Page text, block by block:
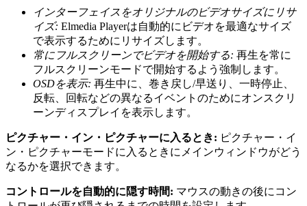
インターフェイスをオリジナルのビデオサイズにリサ
イズ: Elmedia Playerは自動的にビデオを最適なサイズ
で表示するためにリサイズします。
常にフルスクリーンでビデオを開始する: 再生を常に
フルスクリーンモードで開始するよう強制します。
OSDを表示: 再生中に、巻き戻し/早送り、一時停止、
反転、回転などの異なるイベントのためにオンスクリ
ーンディスプレイを表示します。
ピクチャー・イン・ピクチャーに入るとき: ピクチャー・イ
ン・ピクチャーモードに入るときにメインウィンドウがどう
なるかを選択できます。
コントロールを自動的に隠す時間: マウスの動きの後にコン